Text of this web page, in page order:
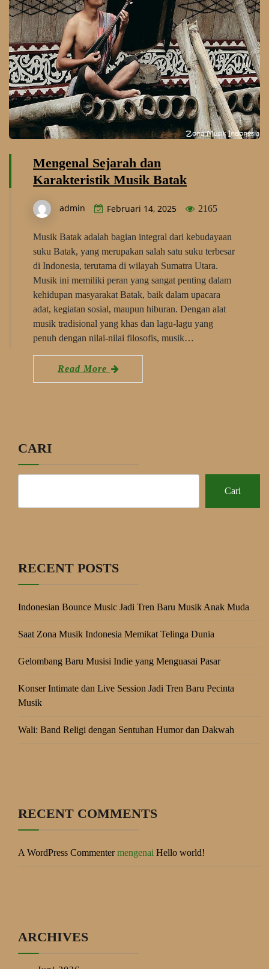
Mengenal Sejarah dan
Karakteristik Musik Batak
admin Februari 14, 2025 2165
Musik Batak adalah bagian integral dari kebudayaan
suku Batak, yang merupakan salah satu suku terbesar
di Indonesia, terutama di wilayah Sumatra Utara.
Musik ini memiliki peran yang sangat penting dalam
kehidupan masyarakat Batak, baik dalam upacara
adat, kegiatan sosial, maupun hiburan. Dengan alat
musik tradisional yang khas dan lagu-lagu yang
penuh dengan nilai-nilai filosofis, musik…
Read More
CARI
Cari
RECENT POSTS
Indonesian Bounce Music Jadi Tren Baru Musik Anak Muda
Saat Zona Musik Indonesia Memikat Telinga Dunia
Gelombang Baru Musisi Indie yang Menguasai Pasar
Konser Intimate dan Live Session Jadi Tren Baru Pecinta
Musik
Wali: Band Religi dengan Sentuhan Humor dan Dakwah
RECENT COMMENTS
A WordPress Commentermengenai Hello world!
ARCHIVES